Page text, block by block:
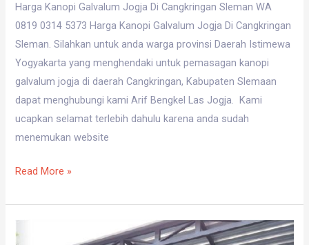
Harga Kanopi Galvalum Jogja Di Cangkringan Sleman WA
0819 0314 5373 Harga Kanopi Galvalum Jogja Di Cangkringan
Sleman. Silahkan untuk anda warga provinsi Daerah Istimewa
Yogyakarta yang menghendaki untuk pemasagan kanopi
galvalum jogja di daerah Cangkringan, Kabupaten Slemaan
dapat menghubungi kami Arif Bengkel Las Jogja. Kami
ucapkan selamat terlebih dahulu karena anda sudah
menemukan website
Read More »